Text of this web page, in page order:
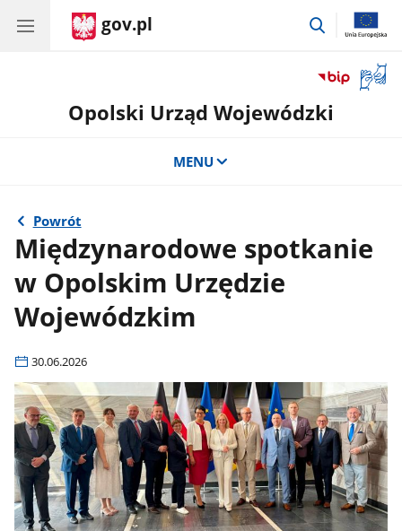
gov.pl
przejdź
okno
Opolski Urząd Wojewódzki
MENU
Powrót
Międzynarodowe spotkanie
w Opolskim Urzędzie
Wojewódzkim
30.06.2026